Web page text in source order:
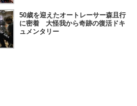
50歳を迎えたオートレーサー森且行
に密着 大怪我から奇跡の復活ドキ
ュメンタリー